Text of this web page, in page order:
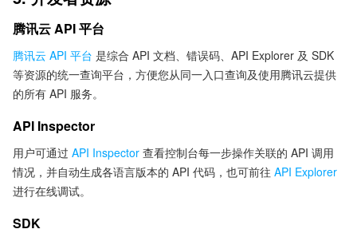
腾讯云 API 平台
腾讯云 API 平台 是综合 API 文档、错误码、API Explorer 及 SDK
等资源的统一查询平台，方便您从同一入口查询及使用腾讯云提供
的所有 API 服务。
API Inspector
用户可通过 API Inspector 查看控制台每一步操作关联的 API 调用
情况，并自动生成各语言版本的 API 代码，也可前往 API Explorer
进行在线调试。
SDK